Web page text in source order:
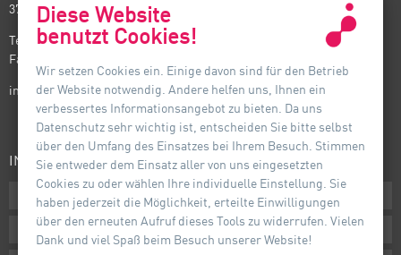
37581 Bad Gandersheim
Telefon: +49(0) 5382 701 · 0
Fax: +49(0) 5382 701 · 297
info@auer-lighting.com
INFORMATIONEN
Downloads
AGB
Diese Website
benutzt Cookies!
Wir setzen Cookies ein. Einige davon sind für den Betrieb
der Website notwendig. Andere helfen uns, Ihnen ein
verbessertes Informationsangebot zu bieten. Da uns
Datenschutz sehr wichtig ist, entscheiden Sie bitte selbst
über den Umfang des Einsatzes bei Ihrem Besuch. Stimmen
Sie entweder dem Einsatz aller von uns eingesetzten
Cookies zu oder wählen Ihre individuelle Einstellung. Sie
haben jederzeit die Möglichkeit, erteilte Einwilligungen
über den erneuten Aufruf dieses Tools zu widerrufen. Vielen
Dank und viel Spaß beim Besuch unserer Website!